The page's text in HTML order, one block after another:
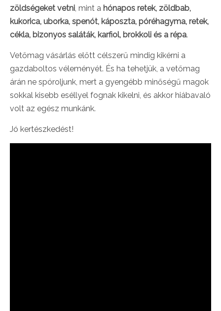
zöldségeket vetni , mint a hónapos retek, zöldbab,
kukorica, uborka, spenót, káposzta, póréhagyma, retek,
cékla, bizonyos saláták, karfiol, brokkoli és a répa.
Vetőmag vásárlás előtt célszerű mindig kikérni a
gazdaboltos véleményét. És ha tehetjük, a vetőmag
árán ne spóroljunk, mert a gyengébb minőségű magok
sokkal kisebb eséllyel fognak kikelni, és akkor hiábavaló
volt az egész munkánk.
Jó kertészkedést!